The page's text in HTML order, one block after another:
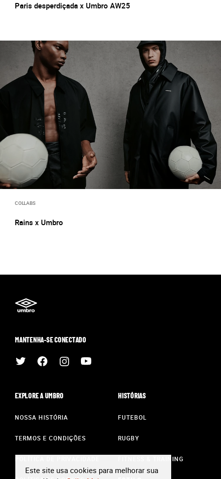
Paris desperdiçada x Umbro AW25
COLLABS
Rains x Umbro
MANTENHA-SE CONECTADO
EXPLORE A UMBRO
NOSSA HISTÓRIA
TERMOS E CONDIÇÕES
HISTÓRIAS
FUTEBOL
RUGBY
FITNESS & TRAINING
Este site usa cookies para melhorar sua